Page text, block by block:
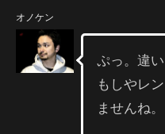
オノケン
ぷっ。違い
もしやレ
ませんね。